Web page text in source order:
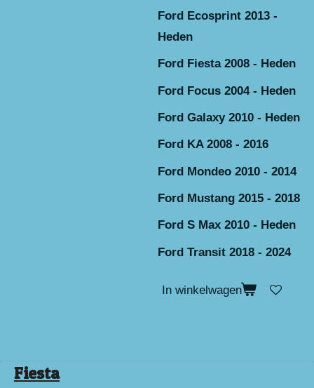
Ford Ecosprint 2013 -
Heden
Ford Fiesta 2008 - Heden
Ford Focus 2004 - Heden
Ford Galaxy 2010 - Heden
Ford KA 2008 - 2016
Ford Mondeo 2010 - 2014
Ford Mustang 2015 - 2018
Ford S Max 2010 - Heden
Ford Transit 2018 - 2024
In winkelwagen
Fiesta